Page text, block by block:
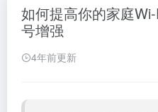
如何提高你的家庭
号增强
4年前更新